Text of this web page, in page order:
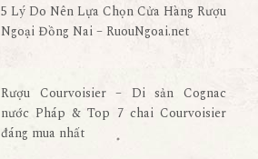
5 Lý Do Nên Lựa Chọn Cửa Hàng Rượu
Ngoại Đồng Nai – RuouNgoai.net
Rượu Courvoisier – Di sản Cognac
nước Pháp & Top 7 chai Courvoisier
đáng mua nhất